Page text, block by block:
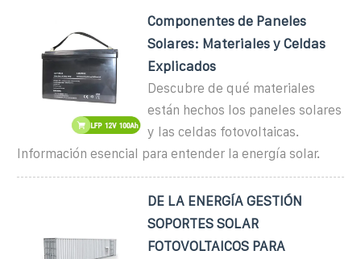
Componentes de Paneles
Solares: Materiales y Celdas
Explicados
Descubre de qué materiales
están hechos los paneles solares
y las celdas fotovoltaicas.
Información esencial para entender la energía solar.
DE LA ENERGÍA GESTIÓN
SOPORTES SOLAR
FOTOVOLTAICOS PARA